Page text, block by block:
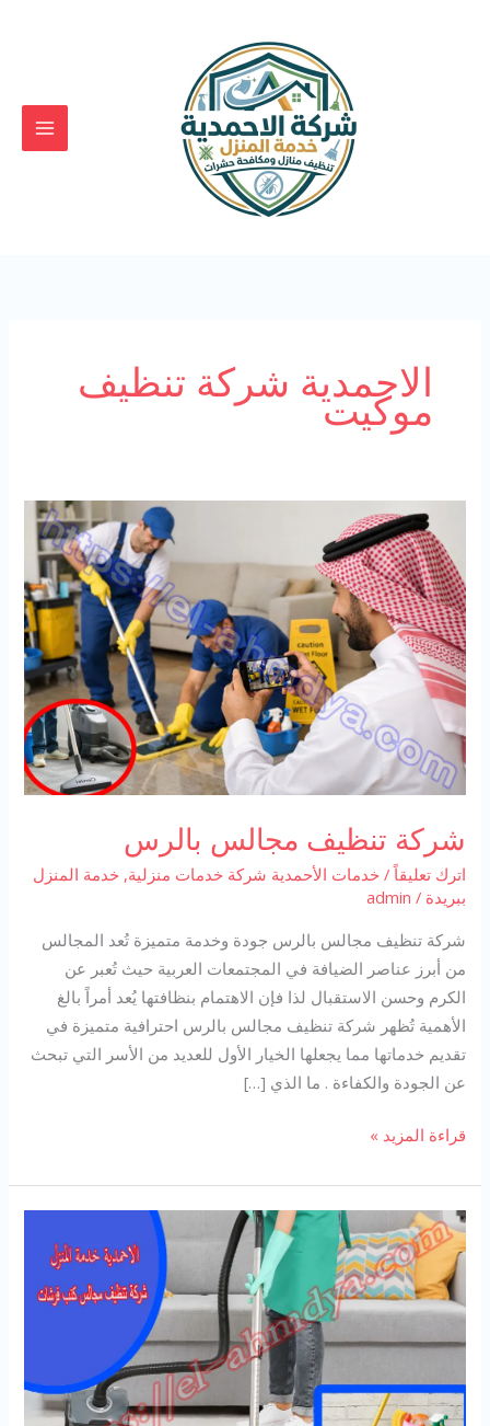
الاحمدية شركة تنظيف
موكيت
شركة تنظيف مجالس بالرس
اترك تعليقاً / خدمات الأحمدية شركة خدمات منزلية, خدمة المنزل
ببريدة /
admin
شركة تنظيف مجالس بالرس جودة وخدمة متميزة تُعد المجالس
من أبرز عناصر الضيافة في المجتمعات العربية حيث تُعبر عن
الكرم وحسن الاستقبال لذا فإن الاهتمام بنظافتها يُعد أمراً بالغ
الأهمية تُظهر شركة تنظيف مجالس بالرس احترافية متميزة في
تقديم خدماتها مما يجعلها الخيار الأول للعديد من الأسر التي تبحث
عن الجودة والكفاءة . ما الذي […]
شركة
مجالس
بالرس
قراءة المزيد »